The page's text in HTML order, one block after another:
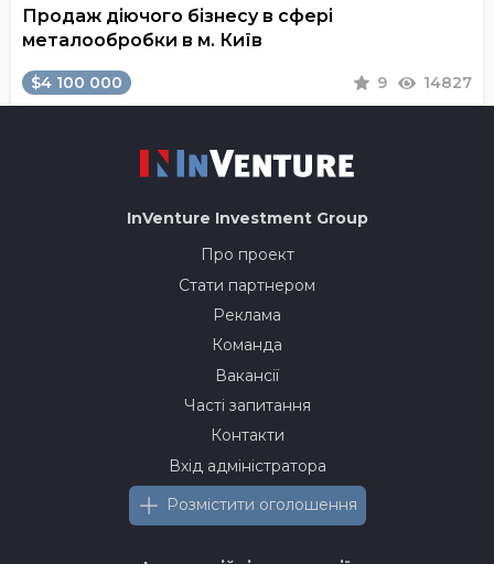
Продаж діючого бізнесу в сфері
металообробки в м. Київ
$4 100 000 9 14827
InVenture Investment Group
Про проект
Стати партнером
Реклама
Команда
Вакансії
Часті запитання
Контакти
Вхід адміністратора
Розмістити оголошення